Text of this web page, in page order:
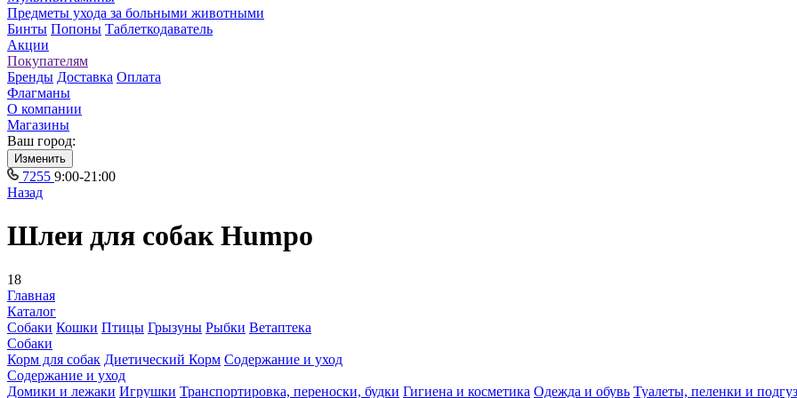
Предметы ухода за больными животными
Бинты Попоны Таблеткодаватель
Акции
Покупателям
Бренды Доставка Оплата
Флагманы
О компании
Магазины
Ваш город:
Изменить
7255 9:00-21:00
Назад
Шлеи для собак Humpo
18
Главная
Каталог
Собаки Кошки Птицы Грызуны Рыбки Ветаптека
Собаки
Корм для собак Диетический Корм Содержание и уход
Содержание и уход
Домики и лежаки Игрушки Транспортировка, переноски, будки Гигиена и косметика Одежда и обувь Туалеты, пеленки и